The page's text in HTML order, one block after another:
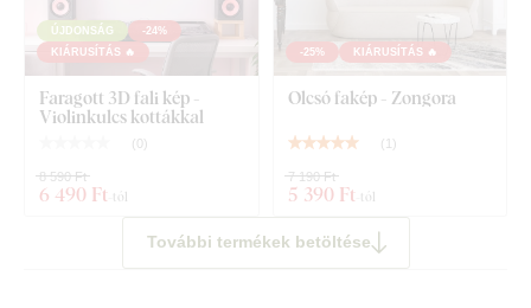
ÚJDONSÁG
-24%
KIÁRUSÍTÁS 🔥
Faragott 3D fali kép -
Violinkulcs kottákkal
( 0)
6 490 Ft -tól
8 590 Ft
-25% KIÁRUSÍTÁS 🔥
Olcsó fakép - Zongora
( 1 )
5 390 Ft -tól
7 190 Ft
További termékek betöltése